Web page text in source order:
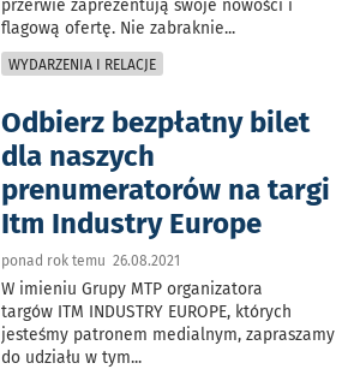
przerwie zaprezentują swoje nowości i
flagową ofertę. Nie zabraknie...
WYDARZENIA I RELACJE
Odbierz bezpłatny bilet
dla naszych
prenumeratorów na targi
Itm Industry Europe
ponad rok temu 26.08.2021
W imieniu Grupy MTP organizatora
targów ITM INDUSTRY EUROPE, których
jesteśmy patronem medialnym, zapraszamy
do udziału w tym...